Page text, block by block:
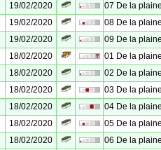
19/02/2020
07 De la
19/02/2020
08 De la
19/02/2020
09 De la
18/02/2020
01 De la
18/02/2020
02 De la
18/02/2020
03 De la
18/02/2020
04 De la
18/02/2020
05 De la
18/02/2020
06 De la